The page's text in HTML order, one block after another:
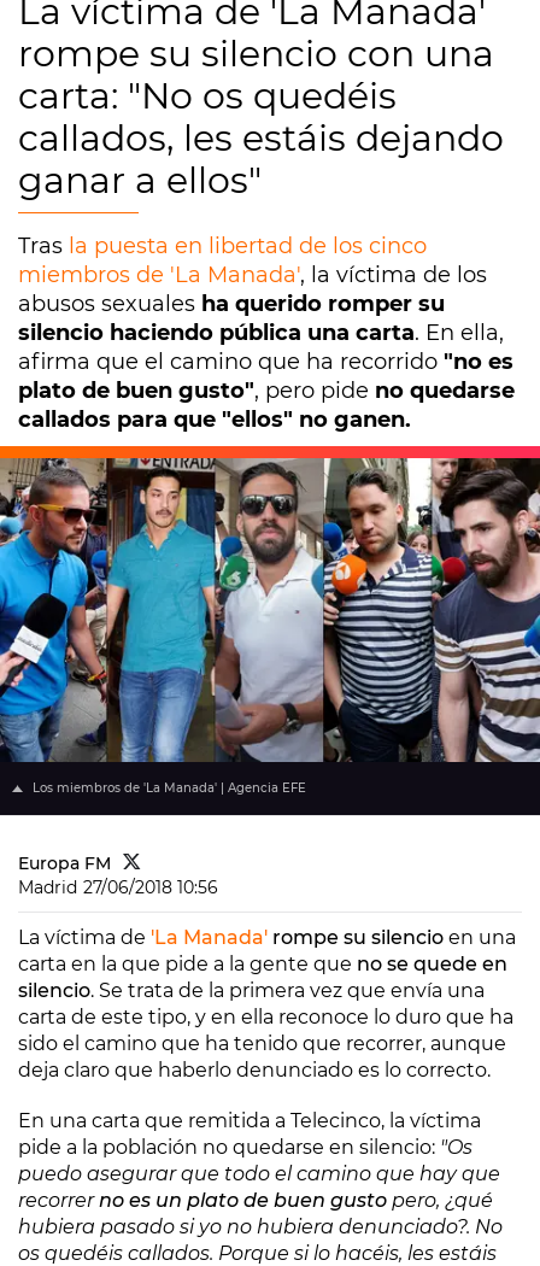
La víctima de 'La Manada'
rompe su silencio con una
carta: "No os quedéis
callados, les estáis dejando
ganar a ellos"
Tras la puesta en libertad de los cinco
miembros de 'La Manada', la víctima de los
abusos sexuales ha querido romper su
silencio haciendo pública una carta. En ella,
afirma que el camino que ha recorrido "no es
plato de buen gusto", pero pide no quedarse
callados para que "ellos" no ganen.
Los miembros de 'La Manada' | Agencia EFE
Europa FM
Madrid 27/06/2018 10:56
La víctima de 'La Manada' rompe su silencio en una
carta en la que pide a la gente que no se quede en
silencio. Se trata de la primera vez que envía una
carta de este tipo, y en ella reconoce lo duro que ha
sido el camino que ha tenido que recorrer, aunque
deja claro que haberlo denunciado es lo correcto.
En una carta que remitida a Telecinco, la víctima
pide a la población no quedarse en silencio: "Os
puedo asegurar que todo el camino que hay que
recorrerno es un plato de buen gusto pero, ¿qué
hubiera pasado si yo no hubiera denunciado?. No
os quedéis callados. Porque si lo hacéis, les estáis